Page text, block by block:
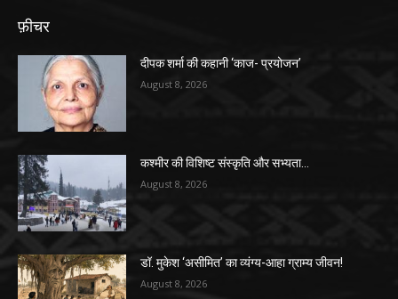
फ़ीचर
दीपक शर्मा की कहानी ‘काज- प्रयोजन’
August 8, 2026
कश्मीर की विशिष्ट संस्कृति और सभ्यता…
August 8, 2026
डॉ. मुकेश ‘असीमित’ का व्यंग्य-आहा ग्राम्य जीवन!
August 8, 2026